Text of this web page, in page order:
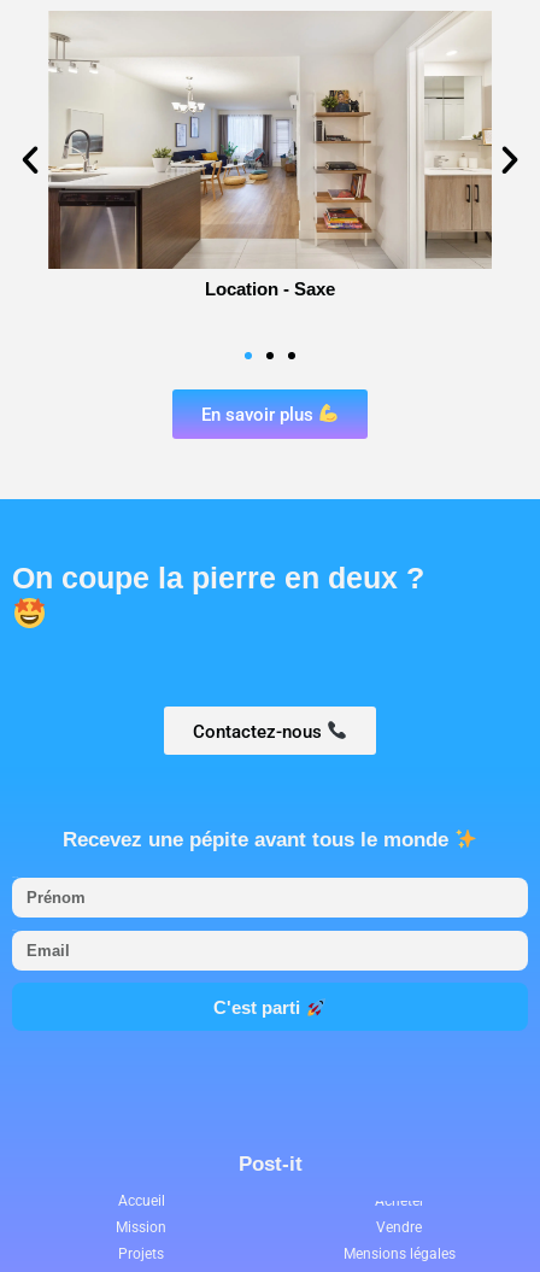
En savoir plus
On coupe la pierre en deux ?
Contactez-nous
Recevez une pépite avant tous le monde
C'est parti
Post-it
Accueil
Mission
Projets
Acheter
Vendre
Mensions légales